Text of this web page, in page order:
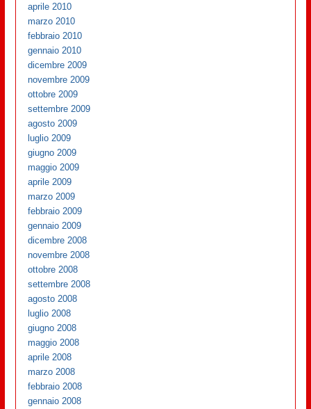
aprile 2010
marzo 2010
febbraio 2010
gennaio 2010
dicembre 2009
novembre 2009
ottobre 2009
settembre 2009
agosto 2009
luglio 2009
giugno 2009
maggio 2009
aprile 2009
marzo 2009
febbraio 2009
gennaio 2009
dicembre 2008
novembre 2008
ottobre 2008
settembre 2008
agosto 2008
luglio 2008
giugno 2008
maggio 2008
aprile 2008
marzo 2008
febbraio 2008
gennaio 2008